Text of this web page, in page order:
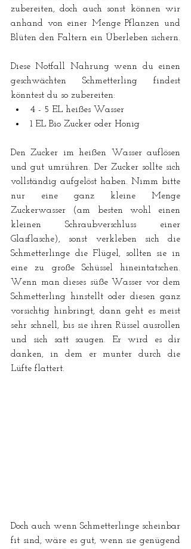
zubereiten, doch auch sonst können wir
anhand von einer Menge Pflanzen und
Blüten den Faltern ein Überleben sichern.
Diese Notfall Nahrung wenn du einen
geschwächten Schmetterling findest
könntest du so zubereiten:
4 - 5 EL heißes Wasser
1 EL Bio Zucker oder Honig
Den Zucker im heißen Wasser auflösen
und gut umrühren. Der Zucker sollte sich
vollständig aufgelöst haben. Nimm bitte
nur eine ganz kleine Menge
Zuckerwasser (am besten wohl einen
kleinen Schraubverschluss einer
Glasflasche), sonst verkleben sich die
Schmetterlinge die Flügel, sollten sie in
eine zu große Schüssel hineintatschen.
Wenn man dieses süße Wasser vor dem
Schmetterling hinstellt oder diesen ganz
vorsichtig hinbringt, dann geht es meist
sehr schnell, bis sie ihren Rüssel ausrollen
und sich satt saugen. Er wird es dir
danken, in dem er munter durch die
Lüfte flattert.
Doch auch wenn Schmetterlinge scheinbar
fit sind, wäre es gut, wenn sie genügend